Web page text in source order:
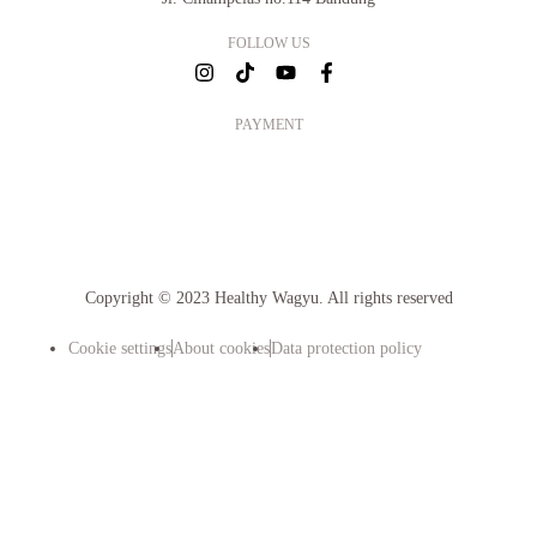
FOLLOW US
PAYMENT
Copyright © 2023 Healthy Wagyu. All rights reserved
Cookie settingsAbout cookiesData protection policy